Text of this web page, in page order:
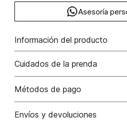
Asesoría
Información del producto
Vestido largo con amarre en
lino/linen
Cuidados de la prenda
Lavado profesional en húmedo
No lavar
Métodos de pago
Tarjetas de crédito: Visa, Dinners,
Envíos y devoluciones